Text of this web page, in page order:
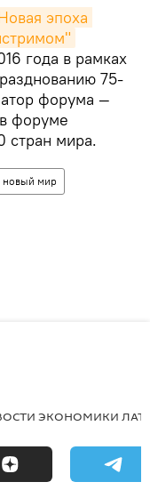
эпоха
года в рамках
75-
форума —
форуме
стран мира.
мир
ЭКОНОМИКИ